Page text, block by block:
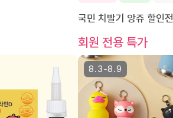
국민 치발기 앙쥬 할인전
회원 전용 특가
8.3-8.9